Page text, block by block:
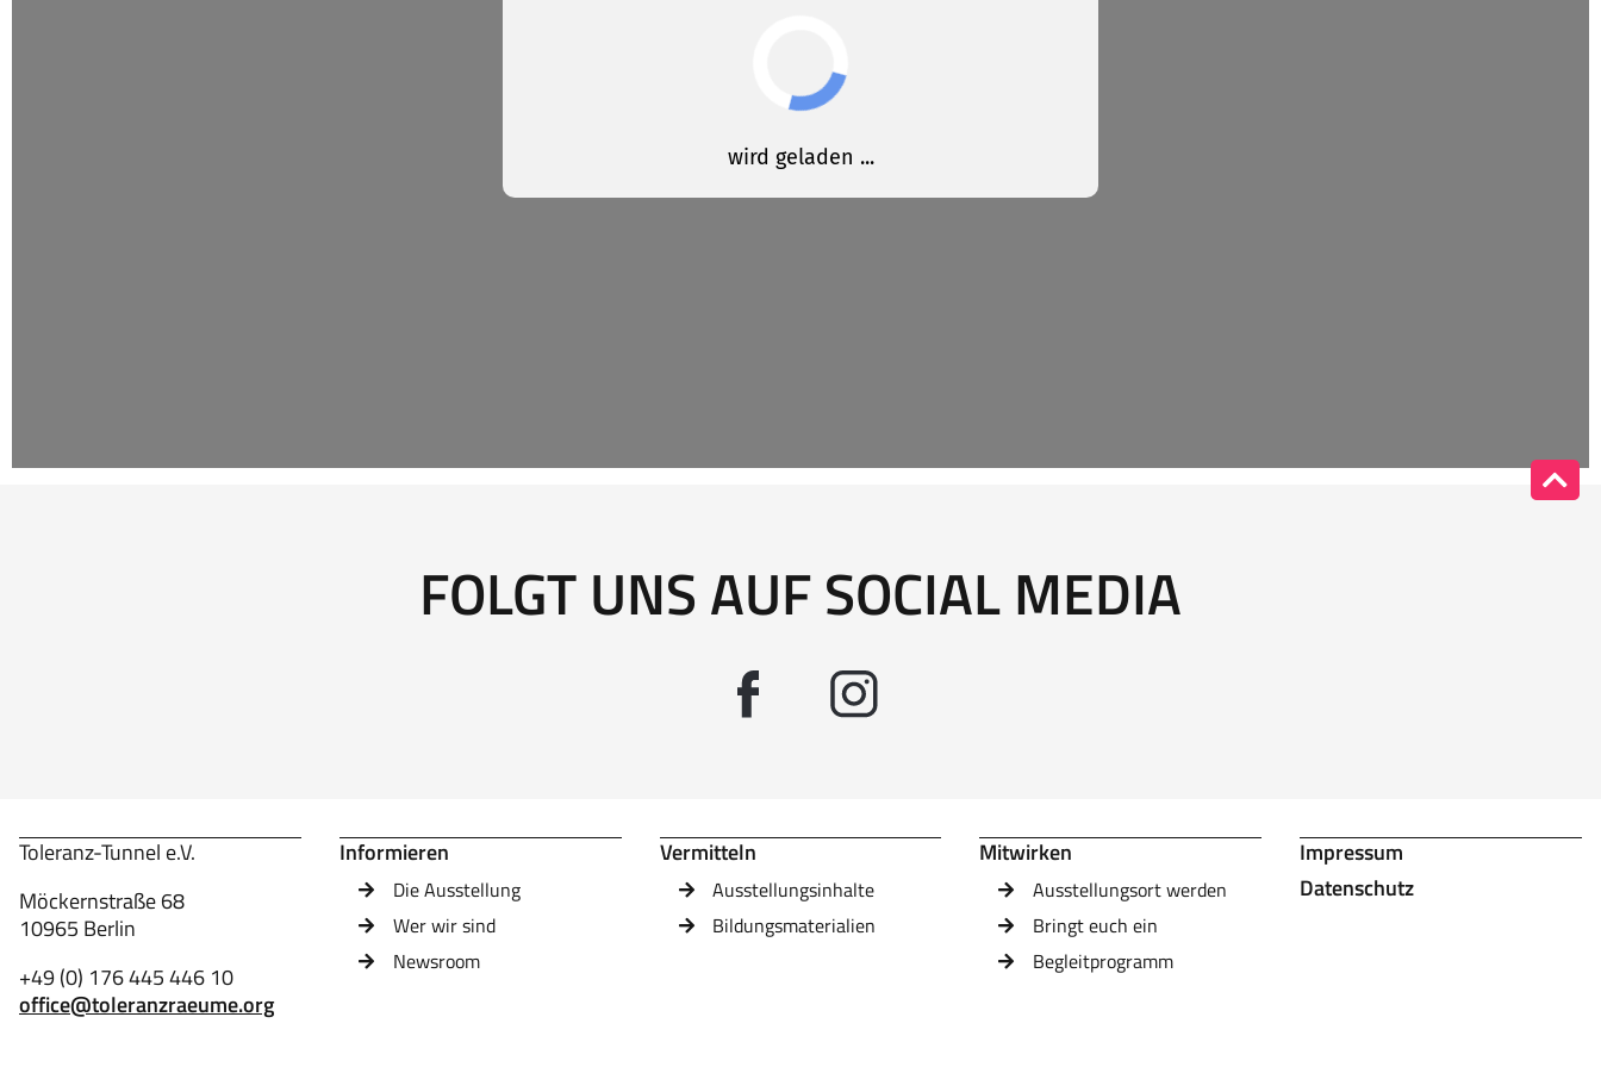
FOLGT UNS AUF SOCIAL MEDIA
Toleranz-Tunnel e.V.
Möckernstraße 68
10965 Berlin
+49 (0) 176 445 446 10
office@toleranzraeume.org
Informieren
Die Ausstellung
Wer wir sind
Newsroom
Vermitteln
Ausstellungsinhalte
Bildungsmaterialien
Mitwirken
Ausstellungsort werden
Bringt euch ein
Begleitprogramm
Impressum
Datenschutz